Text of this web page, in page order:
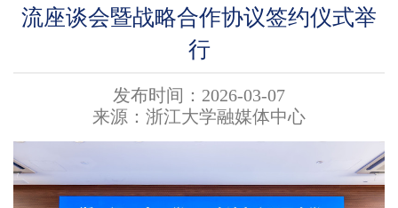
流座谈会暨战略合作协议签约仪式举
行
发布时间：2026-03-07
来源：浙江大学融媒体中心